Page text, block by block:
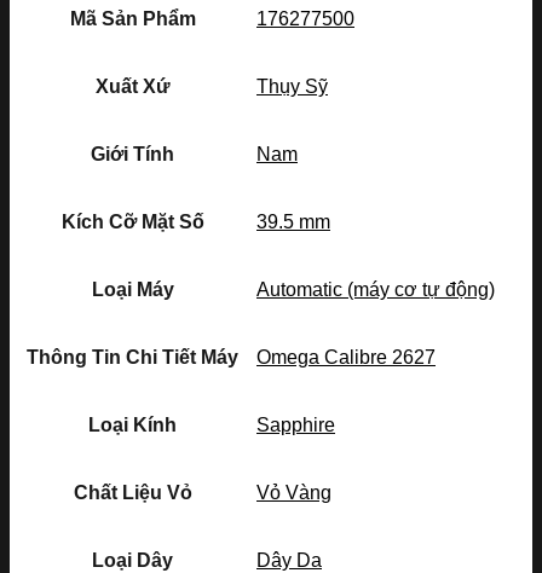
Mã Sản Phẩm 176277500
Xuất Xứ Thụy Sỹ
Giới Tính Nam
Kích Cỡ Mặt Số 39.5 mm
Loại Máy Automatic (máy cơ tự động)
Thông Tin Chi Tiết Máy Omega Calibre 2627
Loại Kính Sapphire
Chất Liệu Vỏ Vỏ Vàng
Loại Dây Dây Da